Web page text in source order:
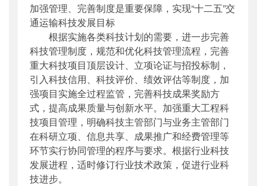
加强管理、完善制度是重要保障，实现“十二五”交
通运输科技发展目标
根据实施各类科技计划的需要，进一步完善
科技管理制度，规范和优化科技管理流程，完善
重大科技项目顶层设计、立项论证与招投标制，
引入科技信用、科技评价、绩效评估等制度，加
强项目实施全过程监管，完善科技成果奖励方
式，提高成果质量与创新水平。加强重大工程科
技项目管理，明确科技主管部门与业务主管部门
在科研立项、信息共享、成果推广和经费管理等
环节实行协同管理的程序与要求。根据行业科技
发展进程，适时修订行业技术政策，促进行业科
技进步。